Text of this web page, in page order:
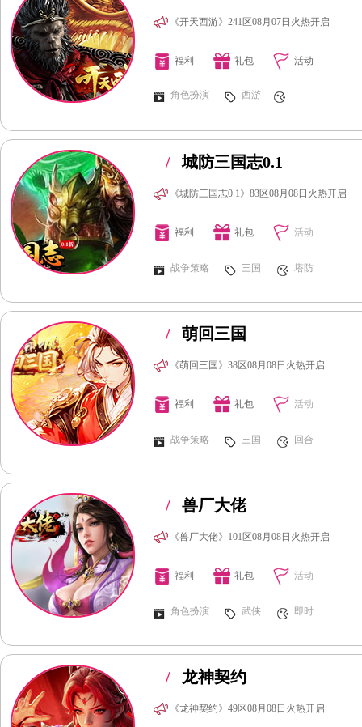
《开天西游》241区08月07日火热开启
福利 礼包 活动
角色扮演 西游
城防三国志0.1
/
《城防三国志0.1》83区08月08日火热开启
福利 礼包 活动
战争策略 三国 塔防
萌回三国
/
《萌回三国》38区08月08日火热开启
福利 礼包 活动
战争策略 三国 回合
兽厂大佬
/
《兽厂大佬》101区08月08日火热开启
福利 礼包 活动
角色扮演 武侠 即时
龙神契约
/
《龙神契约》49区08月08日火热开启